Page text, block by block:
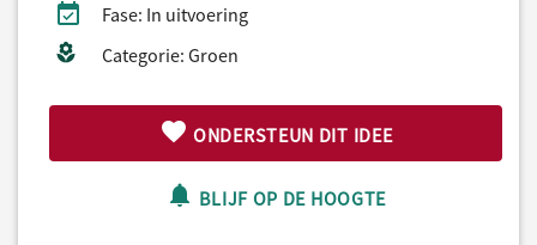
Fase: In uitvoering
Categorie: Groen
ONDERSTEUN DIT IDEE
BLIJF OP DE HOOGTE